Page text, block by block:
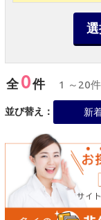
全0件 1 ～20
並び替え： 新